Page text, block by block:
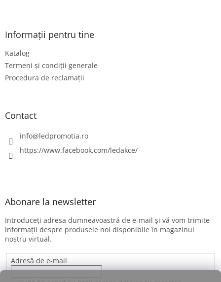
Informații pentru tine
Katalog
Termeni și condiții generale
Procedura de reclamații
Contact
info@ledpromotia.ro
https://www.facebook.com/ledakce/
Abonare la newsletter
Introduceţi adresa dumneavoastră de e-mail şi vă vom trimite
informaţii despre produsele noi disponibile în magazinul
nostru virtual.
Adresă de e-mail